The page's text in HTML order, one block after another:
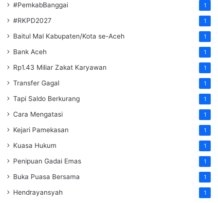
#PemkabBanggai 1
#RKPD2027 1
Baitul Mal Kabupaten/Kota se-Aceh 1
Bank Aceh 1
Rp1.43 Miliar Zakat Karyawan 1
Transfer Gagal 1
Tapi Saldo Berkurang 1
Cara Mengatasi 1
Kejari Pamekasan 1
Kuasa Hukum 1
Penipuan Gadai Emas 1
Buka Puasa Bersama 1
Hendrayansyah 1